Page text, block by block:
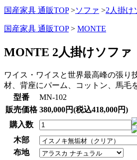
国産家具 通販TOP >ソファ >2人掛け
国産家具 通販TOP > MONTE
MONTE 2人掛けソファ
ワイス・ワイスと世界最高峰の張り
材、背座にパーム、コットン、馬毛
型番
MN-102
販売価格 380,000円(税込418,000円)
購入数
木部
布地